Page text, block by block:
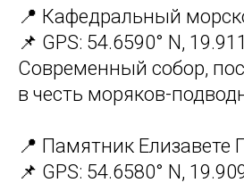
📍 Кафедральный
📌 GPS: 54.6590° N,
Современный собор,
в честь моряков-
📍 Памятник Елизавете
📌 GPS: 54.6580° N,